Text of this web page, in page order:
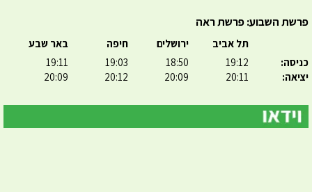
פרשת השבוע: פרשת ראה
כניסה:
יציאה:
תל אביב
19:12
20:11
ירושלים
18:50
20:09
חיפה
19:03
20:12
באר שבע
19:11
20:09